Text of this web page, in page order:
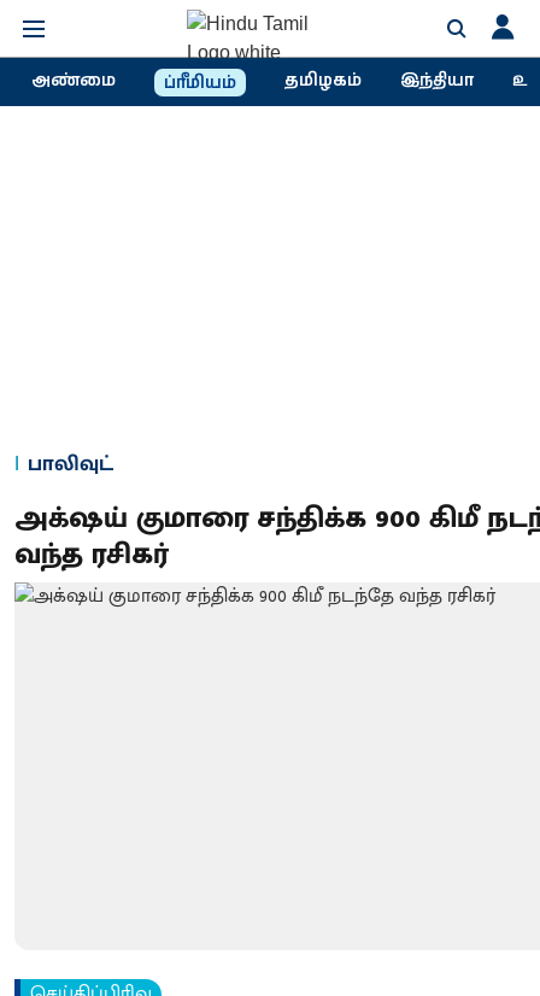
அண்மை ப்ரீமியம் தமிழகம் இந்தியா
பாலிவுட்
அக்‌ஷய் குமாரை சந்திக்க 900 கிமீ
வந்த ரசிகர்